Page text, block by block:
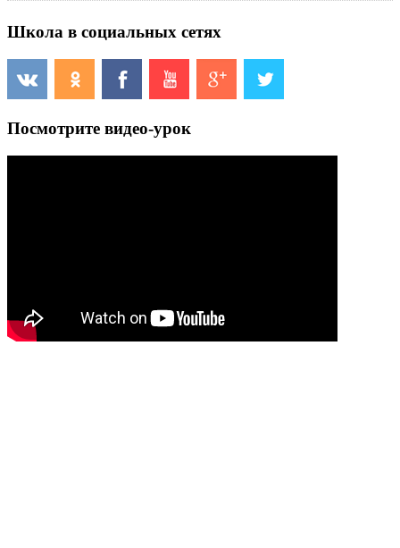
Школа в социальных сетях
Посмотрите видео-урок